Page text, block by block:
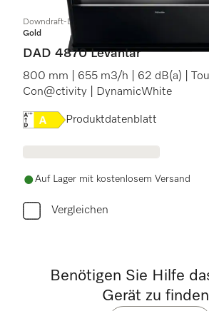
Downdraft-Dunstabzug
Gold
DAD 4870 Levantar
800 mm | 655 m3/h | 62 dB(a) |
Con@ctivity | DynamicWhite
Onlinelabel Image, Energielabel
Produktdatenblatt
Auf Lager mit kostenlosem Versand
Vergleichen
Benötigen Sie Hilfe
Gerät zu